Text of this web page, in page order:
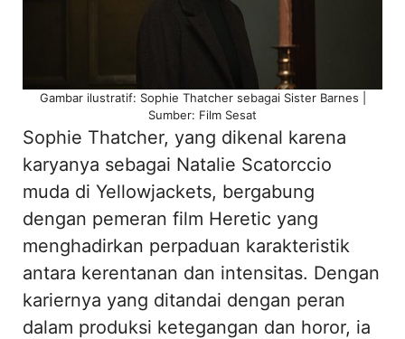
Gambar ilustratif: Sophie Thatcher sebagai Sister Barnes |
Sumber: Film Sesat
Sophie Thatcher, yang dikenal karena
karyanya sebagai Natalie Scatorccio
muda di Yellowjackets, bergabung
dengan pemeran film Heretic yang
menghadirkan perpaduan karakteristik
antara kerentanan dan intensitas. Dengan
kariernya yang ditandai dengan peran
dalam produksi ketegangan dan horor, ia